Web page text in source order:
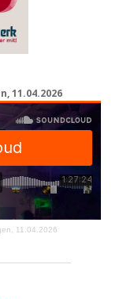
11.04.2026
11.04.2026